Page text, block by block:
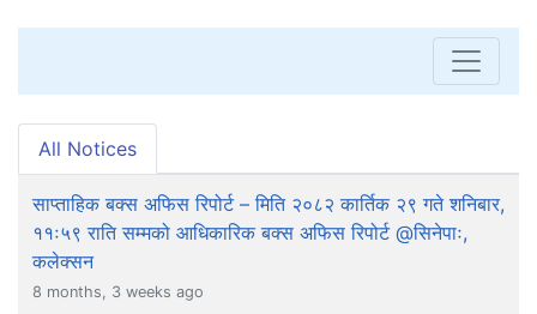
All Notices
साप्ताहिक बक्स अफिस रिपोर्ट – मिति २०८२ कार्तिक २९ गते शनिबार,
११ः५९ राति सम्मको आधिकारिक बक्स अफिस रिपोर्ट @सिनेपाः,
कलेक्सन
8 months, 3 weeks ago